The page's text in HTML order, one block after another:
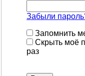
Забыли
Запомнить
Скрыть моё
раз